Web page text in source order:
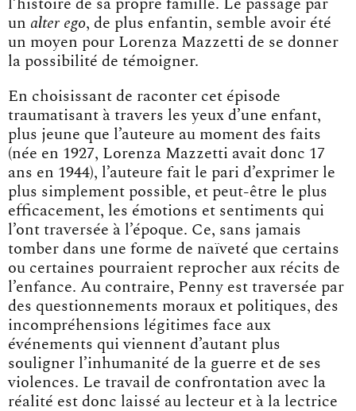
l’histoire de sa propre famille. Le passage par
un alter ego, de plus enfantin, semble avoir été
un moyen pour Lorenza Mazzetti de se donner
la possibilité de témoigner.
En choisissant de raconter cet épisode
traumatisant à travers les yeux d’une enfant,
plus jeune que l’auteure au moment des faits
(née en 1927, Lorenza Mazzetti avait donc 17
ans en 1944), l’auteure fait le pari d’exprimer le
plus simplement possible, et peut-être le plus
efficacement, les émotions et sentiments qui
l’ont traversée à l’époque. Ce, sans jamais
tomber dans une forme de naïveté que certains
ou certaines pourraient reprocher aux récits de
l’enfance. Au contraire, Penny est traversée par
des questionnements moraux et politiques, des
incompréhensions légitimes face aux
événements qui viennent d’autant plus
souligner l’inhumanité de la guerre et de ses
violences. Le travail de confrontation avec la
réalité est donc laissé au lecteur et à la lectrice